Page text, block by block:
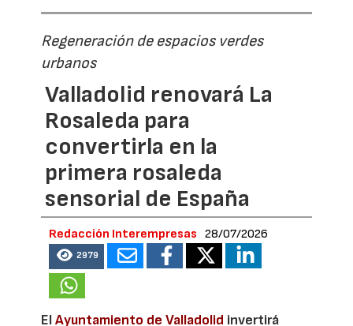
Regeneración de espacios verdes
urbanos
Valladolid renovará La
Rosaleda para
convertirla en la
primera rosaleda
sensorial de España
Redacción Interempresas 28/07/2026
2979
ElAyuntamiento de Valladolid invertirá